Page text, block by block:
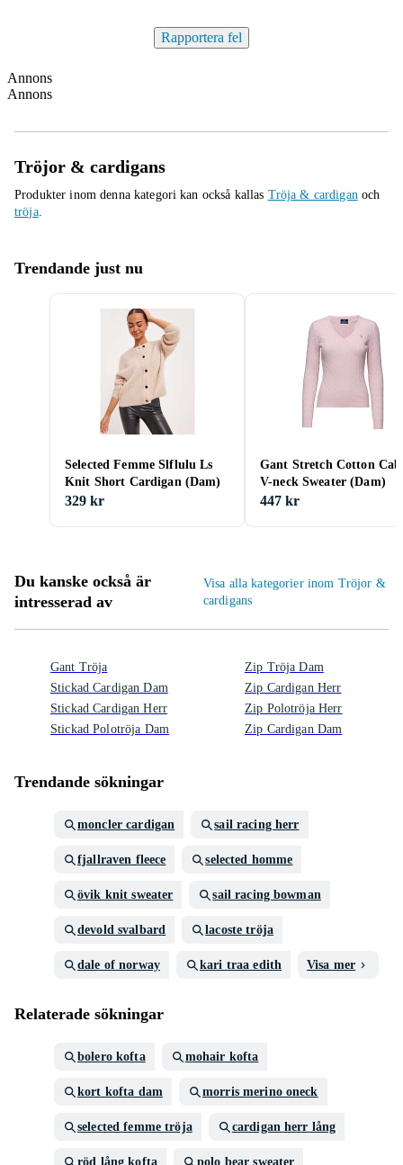
Rapportera fel
Annons
Annons
Tröjor & cardigans
Produkter inom denna kategori kan också kallas Tröja & cardiganoch
tröja.
Trendande just nu
Selected Femme Slflulu Ls
Knit Short Cardigan (Dam)
329 kr
Gant Stretch Cotton
V-neck Sweater (Dam)
447 kr
Du kanske också är
intresserad av
Visa alla kategorier inom Tröjor &
cardigans
Gant Tröja
Stickad Cardigan Dam
Stickad Cardigan Herr
Stickad Polotröja Dam
Zip Tröja Dam
Zip Cardigan Herr
Zip Polotröja Herr
Zip Cardigan Dam
Trendande sökningar
moncler cardigan sail racing herr
fjallraven fleece selected homme
övik knit sweater sail racing bowman
devold svalbard lacoste tröja
dale of norway kari traa edith Visa mer
Relaterade sökningar
bolero kofta mohair kofta
kort kofta dam morris merino oneck
selected femme tröja cardigan herr lång
röd lång kofta polo bear sweater